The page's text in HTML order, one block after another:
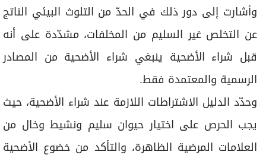
وأشارت إلى دور ذلك في اﻟﺤﺪّ ﻣﻦ اﻟﺘﻠﻮث اﻟﺒﻴﺌﻲ اﻟﻨﺎﺗﺞ
ﻋﻦ اﻟﺘﺨﻠﺺ ﻏﻴﺮ اﻟﺴﻠﻴﻢ ﻣﻦ اﻟﻤﺨﻠﻔﺎت، مشدّدة على أنه
ﻗﺒﻞ ﺷﺮاء اﻷﺿﺤﻴﺔ ﻳﻨﺒﻐﻲ ﺷﺮاء اﻷﺿﺤﻴﺔ ﻣﻦ اﻟﻤﺼﺎدر
اﻟﺮﺳﻤﻴﺔ واﻟﻤﻌﺘﻤﺪة ﻓﻘﻂ.
وحدّد الدليل الاشتراطات اللازمة عند شراء الأضحية، حيث
يجب اﻟﺤﺮص ﻋﻠﻰ اﺧﺘﻴﺎر ﺣﻴﻮان ﺳﻠﻴﻢ وﻧﺸﻴﻂ وﺧﺎل ﻣﻦ
اﻟﻌﻼﻣﺎت اﻟﻤﺮﺿﻴﺔ اﻟﻈﺎﻫﺮة، واﻟﺘﺄﻛﺪ ﻣﻦ ﺧﻀﻮع اﻷﺿﺤﻴﺔ